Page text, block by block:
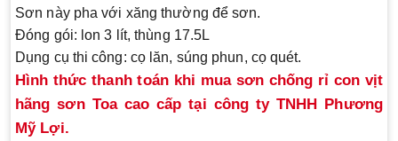
Sơn này pha với xăng thường để sơn.
Đóng gói: lon 3 lít, thùng 17.5L
Dụng cụ thi công: cọ lăn, súng phun, cọ quét.
Hình thức thanh toán khi mua sơn chống rỉ con vịt
hãng sơn Toa cao cấp tại công ty TNHH Phương
Mỹ Lợi.